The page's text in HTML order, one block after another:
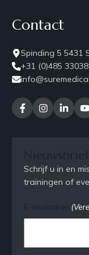
Contact
Spinding 5 5431
+31 (0)485
Schrijf u in en
trainingen of